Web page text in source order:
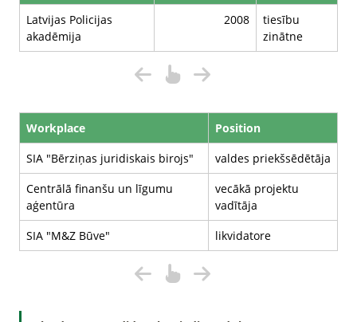
Latvijas Policijas
akadēmija
2008
tiesību
zinātne
Workplace
Position
SIA "Bērziņas juridiskais birojs"
valdes priekšsēdētāja
Centrālā finanšu un līgumu
aģentūra
vecākā projektu
vadītāja
SIA "M&Z Būve"
likvidatore